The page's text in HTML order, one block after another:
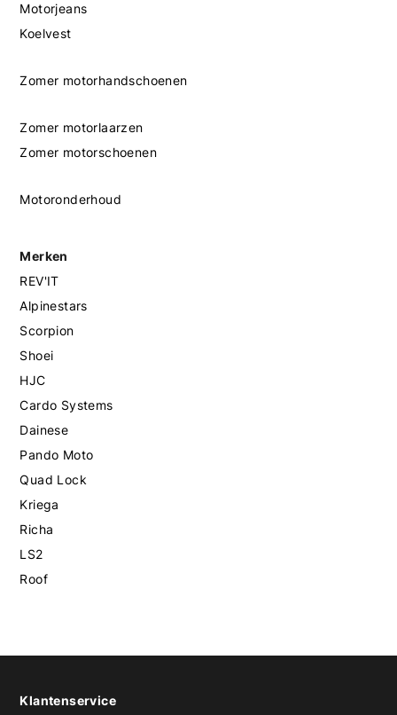
Motorjeans
Koelvest
Zomer motorhandschoenen
Zomer motorlaarzen
Zomer motorschoenen
Motoronderhoud
Merken
REV'IT
Alpinestars
Scorpion
Shoei
HJC
Cardo Systems
Dainese
Pando Moto
Quad Lock
Kriega
Richa
LS2
Roof
Klantenservice